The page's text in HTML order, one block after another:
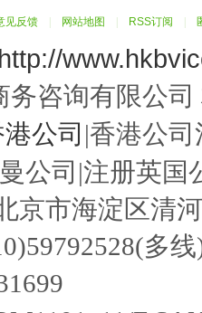
见反馈 网站地图 RSS订阅
http://
务咨询有限公
公司 |香港公
公司|注册英
京市海淀区清
多